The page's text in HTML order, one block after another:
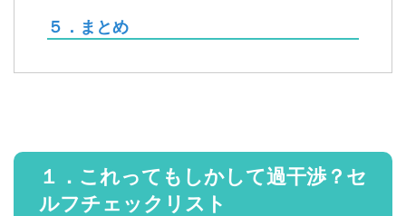
５．まとめ
１．これってもしかして過干渉？セ
ルフチェックリスト